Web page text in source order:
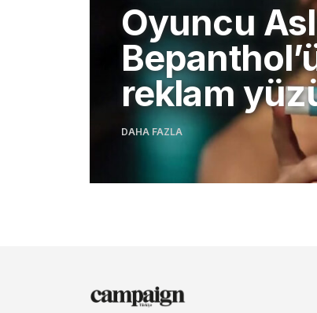
Oyuncu
reklam
DAHA FAZLA